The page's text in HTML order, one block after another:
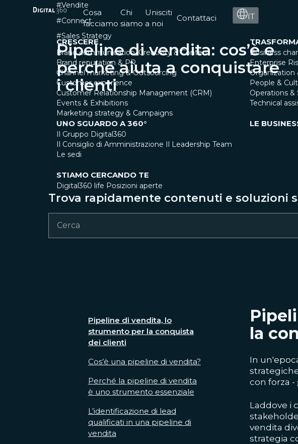
Cosa
facciamo
Chi
siamo
Unisciti
a noi
Contattaci IT
CRESCERE
Brand communication, Creativity & Content
Brand reputation & PR
Channel marketing & Outsourcing
Customer experience
Customer Relationship Management (CRM)
Events & Exhibitions
Marketing strategy & Campaigns
Business
Enterprise
Organization
People &
Operations &
Technical
UNO SGUARDO A 360°
Il Gruppo Digital360
Il Consiglio di Amministrazione Il Leadership Team
Le sedi
LE
STIAMO CERCANDO TE
Digital360 life Posizioni aperte
Trova rapidamente contenuti e soluzioni
#Vendite
#Connect
#Sales Strategy
Pipeline di vendita: cos’è e
perché aiuta a conquistare
i clienti
Pipeline di vendita, lo
strumento per la conquista
dei clienti
Cos’è una pipeline di vendita?
Perché la pipeline di vendita
è uno strumento essenziale
L’identificazione di lead
qualificati in una pipeline di
vendita
la
In
con forza -
Laddove i
vendita
strategia